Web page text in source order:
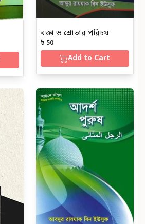
বক্তা ও শ্রোতার পরিচয়
৳ 50
Add to Cart